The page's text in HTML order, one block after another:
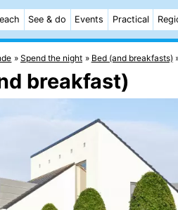
See & do Events Practical
Spend the night Bed (and breakfasts)
breakfast)